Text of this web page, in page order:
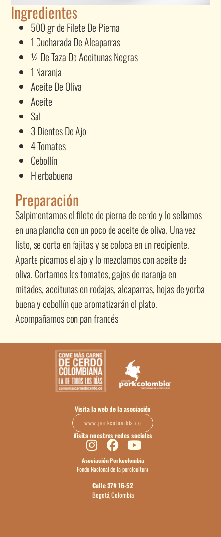
Ingredientes
500 gr de Filete De Pierna
1 Cucharada De Alcaparras
¼ De Taza De Aceitunas Negras
1 Naranja
Aceite De Oliva
Aceite
Sal
3 Dientes De Ajo
4 Tomates
Cebollín
Hierbabuena
Preparación
Salpimentamos el filete de pierna de cerdo y lo sellamos
en una plancha con un poco de aceite de oliva. Una vez
listo, se corta en fajitas y se coloca en un recipiente.
Aparte picamos el ajo y lo mezclamos con aceite de
oliva. Cortamos los tomates, gajos de naranja en
mitades, aceitunas en rodajas, alcaparras, hojas de yerba
buena y cebollín que aromatizarán el plato.
Acompañamos con pan francés
Visita la web de la asociación
www.porkcolombia.co
Visita nuestras redes sociales
Asociación Porkcolombia
Fondo Nacional de la porcicultura
Calle 37# 16-52
Bogotá, Colombia